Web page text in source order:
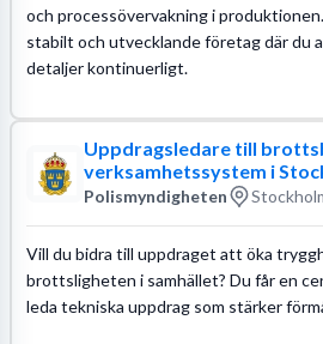
och processövervakning i
stabilt och utvecklande företag där du
detaljer kontinuerligt.
Uppdragsledare till
verksamhetssystem i
Polismyndigheten
Vill du bidra till uppdraget att öka
brottsligheten i samhället? Du får en
leda tekniska uppdrag som stärker